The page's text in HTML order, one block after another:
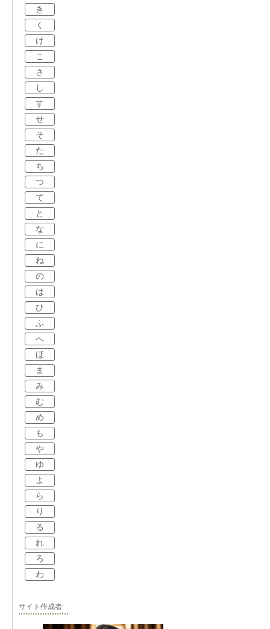
き
く
け
こ
さ
し
す
せ
そ
た
ち
つ
て
と
な
に
ね
の
は
ひ
ふ
へ
ほ
ま
み
む
め
も
や
ゆ
よ
ら
り
る
れ
ろ
わ
サイト作成者